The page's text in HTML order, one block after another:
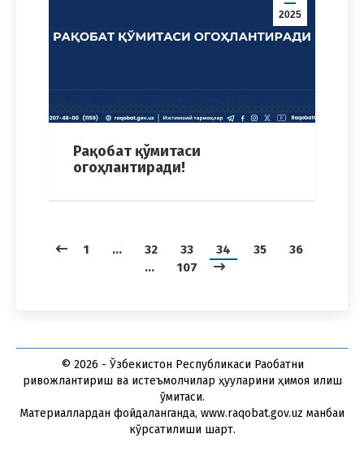
2025
Рақобат қўмитаси
огоҳлантиради!
1 … 32 33 34 35
36
…
107
© 2026 - Ўзбекистон Республикаси Рақобатни
ривожлантириш ва истеъмолчилар ҳуқуқларини ҳимоя қилиш
қўмитаси.
Материаллардан фойдаланганда, www.raqobat.gov.uz манбаи
кўрсатилиши шарт.